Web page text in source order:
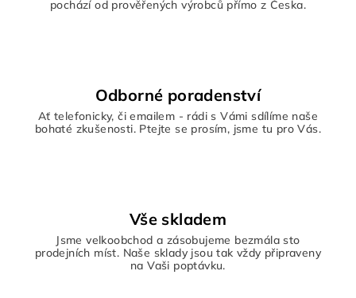
pochází od prověřených výrobců přímo z Česka.
Odborné poradenství
Ať telefonicky, či emailem - rádi s Vámi sdílíme naše
bohaté zkušenosti. Ptejte se prosím, jsme tu pro Vás.
Vše skladem
Jsme velkoobchod a zásobujeme bezmála sto
prodejních míst. Naše sklady jsou tak vždy připraveny
na Vaši poptávku.